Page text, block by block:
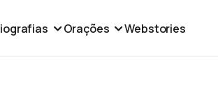
Orações Webstories